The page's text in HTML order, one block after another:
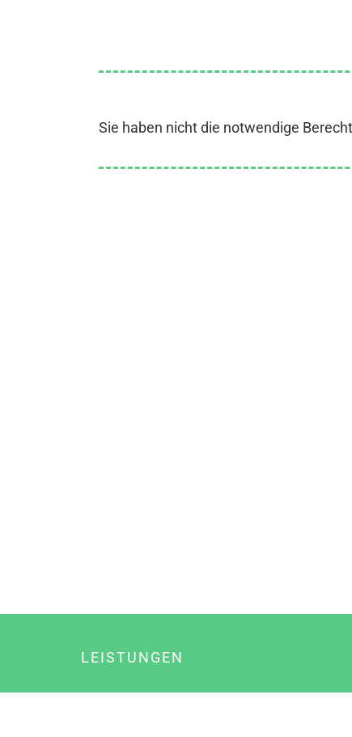
Sie haben nicht die notwendige
LEISTUNGEN